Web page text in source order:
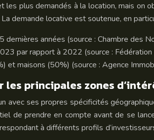
plus demandés à la location, mais on
demande locative est soutenue, en
années (source : Chambre des
par rapport à 2022 (source : Fédération
et maisons (50%) (source : Agence
les principales zones
avec ses propres spécificités
de prendre en compte avant de se
à différents profils